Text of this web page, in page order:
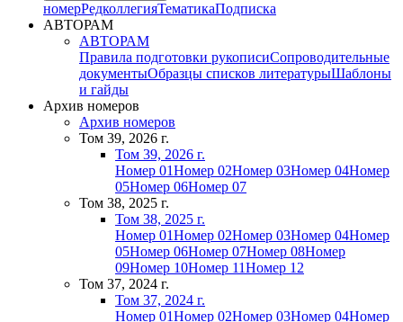
номерРедколлегияТематикаПодписка
АВТОРАМ
АВТОРАМ
Правила подготовки рукописиСопроводительные
документыОбразцы списков литературыШаблоны
и гайды
Архив номеров
Архив номеров
Том 39, 2026 г.
Том 39, 2026 г.
Номер 01Номер 02Номер 03Номер 04Номер
05Номер 06Номер 07
Том 38, 2025 г.
Том 38, 2025 г.
Номер 01Номер 02Номер 03Номер 04Номер
05Номер 06Номер 07Номер 08Номер
09Номер 10Номер 11Номер 12
Том 37, 2024 г.
Том 37, 2024 г.
Номер 01Номер 02Номер 03Номер 04Номер